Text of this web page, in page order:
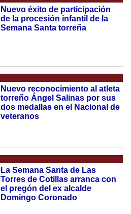
Nuevo éxito de participación
de la procesión infantil de la
Semana Santa torreña
Nuevo reconocimiento al atleta
torreño Ángel Salinas por sus
dos medallas en el Nacional de
veteranos
La Semana Santa de Las
Torres de Cotillas arranca con
el pregón del ex alcalde
Domingo Coronado